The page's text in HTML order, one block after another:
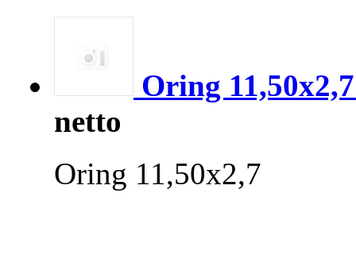
Oring 11,50x2,7
netto
Oring 11,50x2,7